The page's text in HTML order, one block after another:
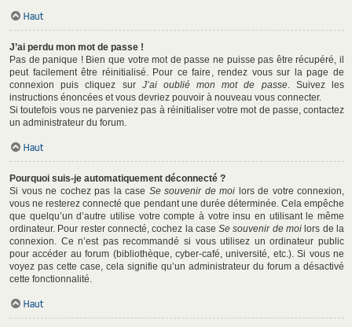
Haut
J’ai perdu mon mot de passe !
Pas de panique ! Bien que votre mot de passe ne puisse pas être récupéré, il
peut facilement être réinitialisé. Pour ce faire, rendez vous sur la page de
connexion puis cliquez sur J’ai oublié mon mot de passe. Suivez les
instructions énoncées et vous devriez pouvoir à nouveau vous connecter.
Si toutefois vous ne parveniez pas à réinitialiser votre mot de passe, contactez
un administrateur du forum.
Haut
Pourquoi suis-je automatiquement déconnecté ?
Si vous ne cochez pas la case Se souvenir de moi lors de votre connexion,
vous ne resterez connecté que pendant une durée déterminée. Cela empêche
que quelqu’un d’autre utilise votre compte à votre insu en utilisant le même
ordinateur. Pour rester connecté, cochez la caseSe souvenir de moi lors de la
connexion. Ce n’est pas recommandé si vous utilisez un ordinateur public
pour accéder au forum (bibliothèque, cyber-café, université, etc.). Si vous ne
voyez pas cette case, cela signifie qu’un administrateur du forum a désactivé
cette fonctionnalité.
Haut